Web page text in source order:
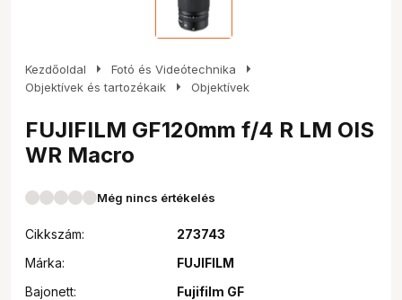
Kezdőoldal arrow_right Fotó és Videótechnika arrow_right
Objektívek és tartozékaik arrow_right Objektívek
FUJIFILM GF120mm f/4 R LM OIS
WR Macro
Még nincs értékelés
Cikkszám:
273743
Márka:
FUJIFILM
Bajonett:
Fujifilm GF